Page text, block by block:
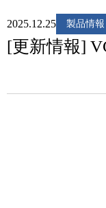
2025.12.25 製品情報
[更新情報]